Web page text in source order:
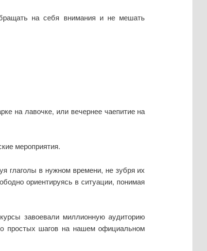
на себя внимания и не мешать
на лавочке, или вечернее чаепитие на
мероприятия.
глаголы в нужном времени, не зубря их
ориентируясь в ситуации, понимая
завоевали миллионную аудиторию
простых шагов на нашем официальном